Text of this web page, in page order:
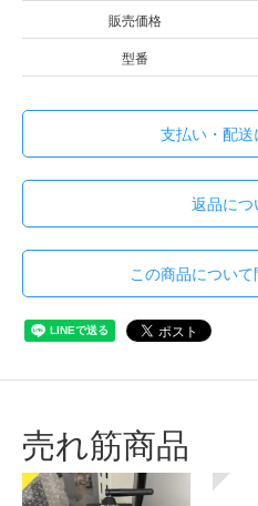
販売価格
型番
支払い・配送
返品につ
この商品につい
売れ筋商品